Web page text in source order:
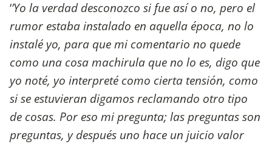
‘’Yo la verdad desconozco si fue así o no, pero el
rumor estaba instalado en aquella época, no lo
instalé yo, para que mi comentario no quede
como una cosa machirula que no lo es, digo que
yo noté, yo interpreté como cierta tensión, como
si se estuvieran digamos reclamando otro tipo
de cosas. Por eso mi pregunta; las preguntas son
preguntas, y después uno hace un juicio valor